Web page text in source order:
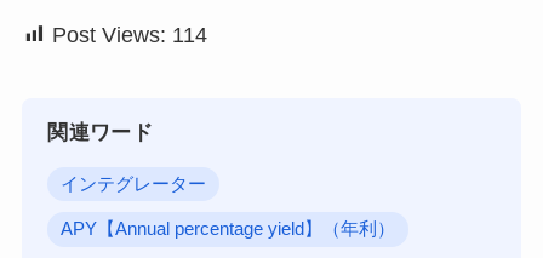
Post Views: 114
関連ワード
インテグレーター
APY【Annual percentage yield】（年利）